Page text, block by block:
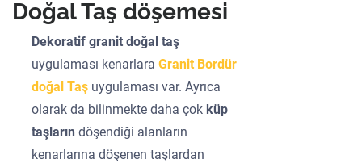
Doğal Taş döşemesi
Dekoratif granit doğal taş
uygulaması kenarlaraGranit Bordür
doğal Taş uygulaması var. Ayrıca
olarak da bilinmekte daha çok küp
taşların döşendiği alanların
kenarlarına döşenen taşlardan